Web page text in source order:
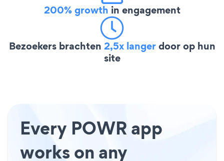
200% growth in engagement
Bezoekers brachten 2,5x langerdoor op hun
site
Every POWR app
works on any